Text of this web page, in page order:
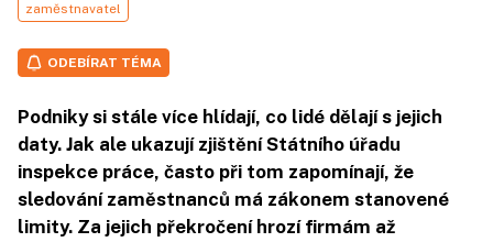
zaměstnavatel
ODEBÍRAT TÉMA
Podniky si stále více hlídají, co lidé dělají s jejich
daty. Jak ale ukazují zjištění Státního úřadu
inspekce práce, často při tom zapomínají, že
sledování zaměstnanců má zákonem stanovené
limity. Za jejich překročení hrozí firmám až